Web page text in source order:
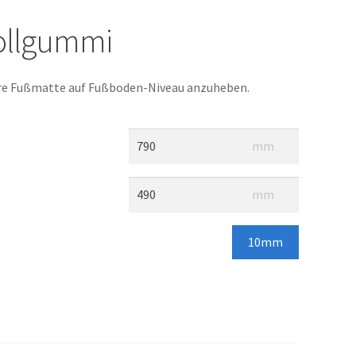
Fußmatte auf Fußboden-Niveau anzuheben.
mm
mm
10mm